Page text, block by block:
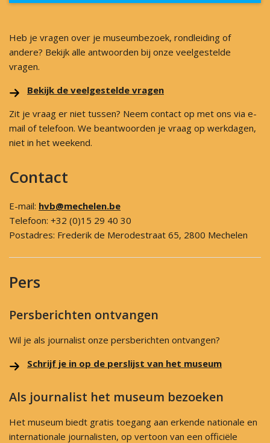
Heb je vragen over je museumbezoek, rondleiding of
andere? Bekijk alle antwoorden bij onze veelgestelde
vragen.
Bekijk de veelgestelde vragen
Zit je vraag er niet tussen? Neem contact op met ons via e-
mail of telefoon. We beantwoorden je vraag op werkdagen,
niet in het weekend.
Contact
E-mail: hvb@mechelen.be
Telefoon: +32 (0)15 29 40 30
Postadres: Frederik de Merodestraat 65, 2800 Mechelen
Pers
Persberichten ontvangen
Wil je als journalist onze persberichten ontvangen?
Schrijf je in op de perslijst van het museum
Als journalist het museum bezoeken
Het museum biedt gratis toegang aan erkende nationale en
internationale journalisten, op vertoon van een officiële